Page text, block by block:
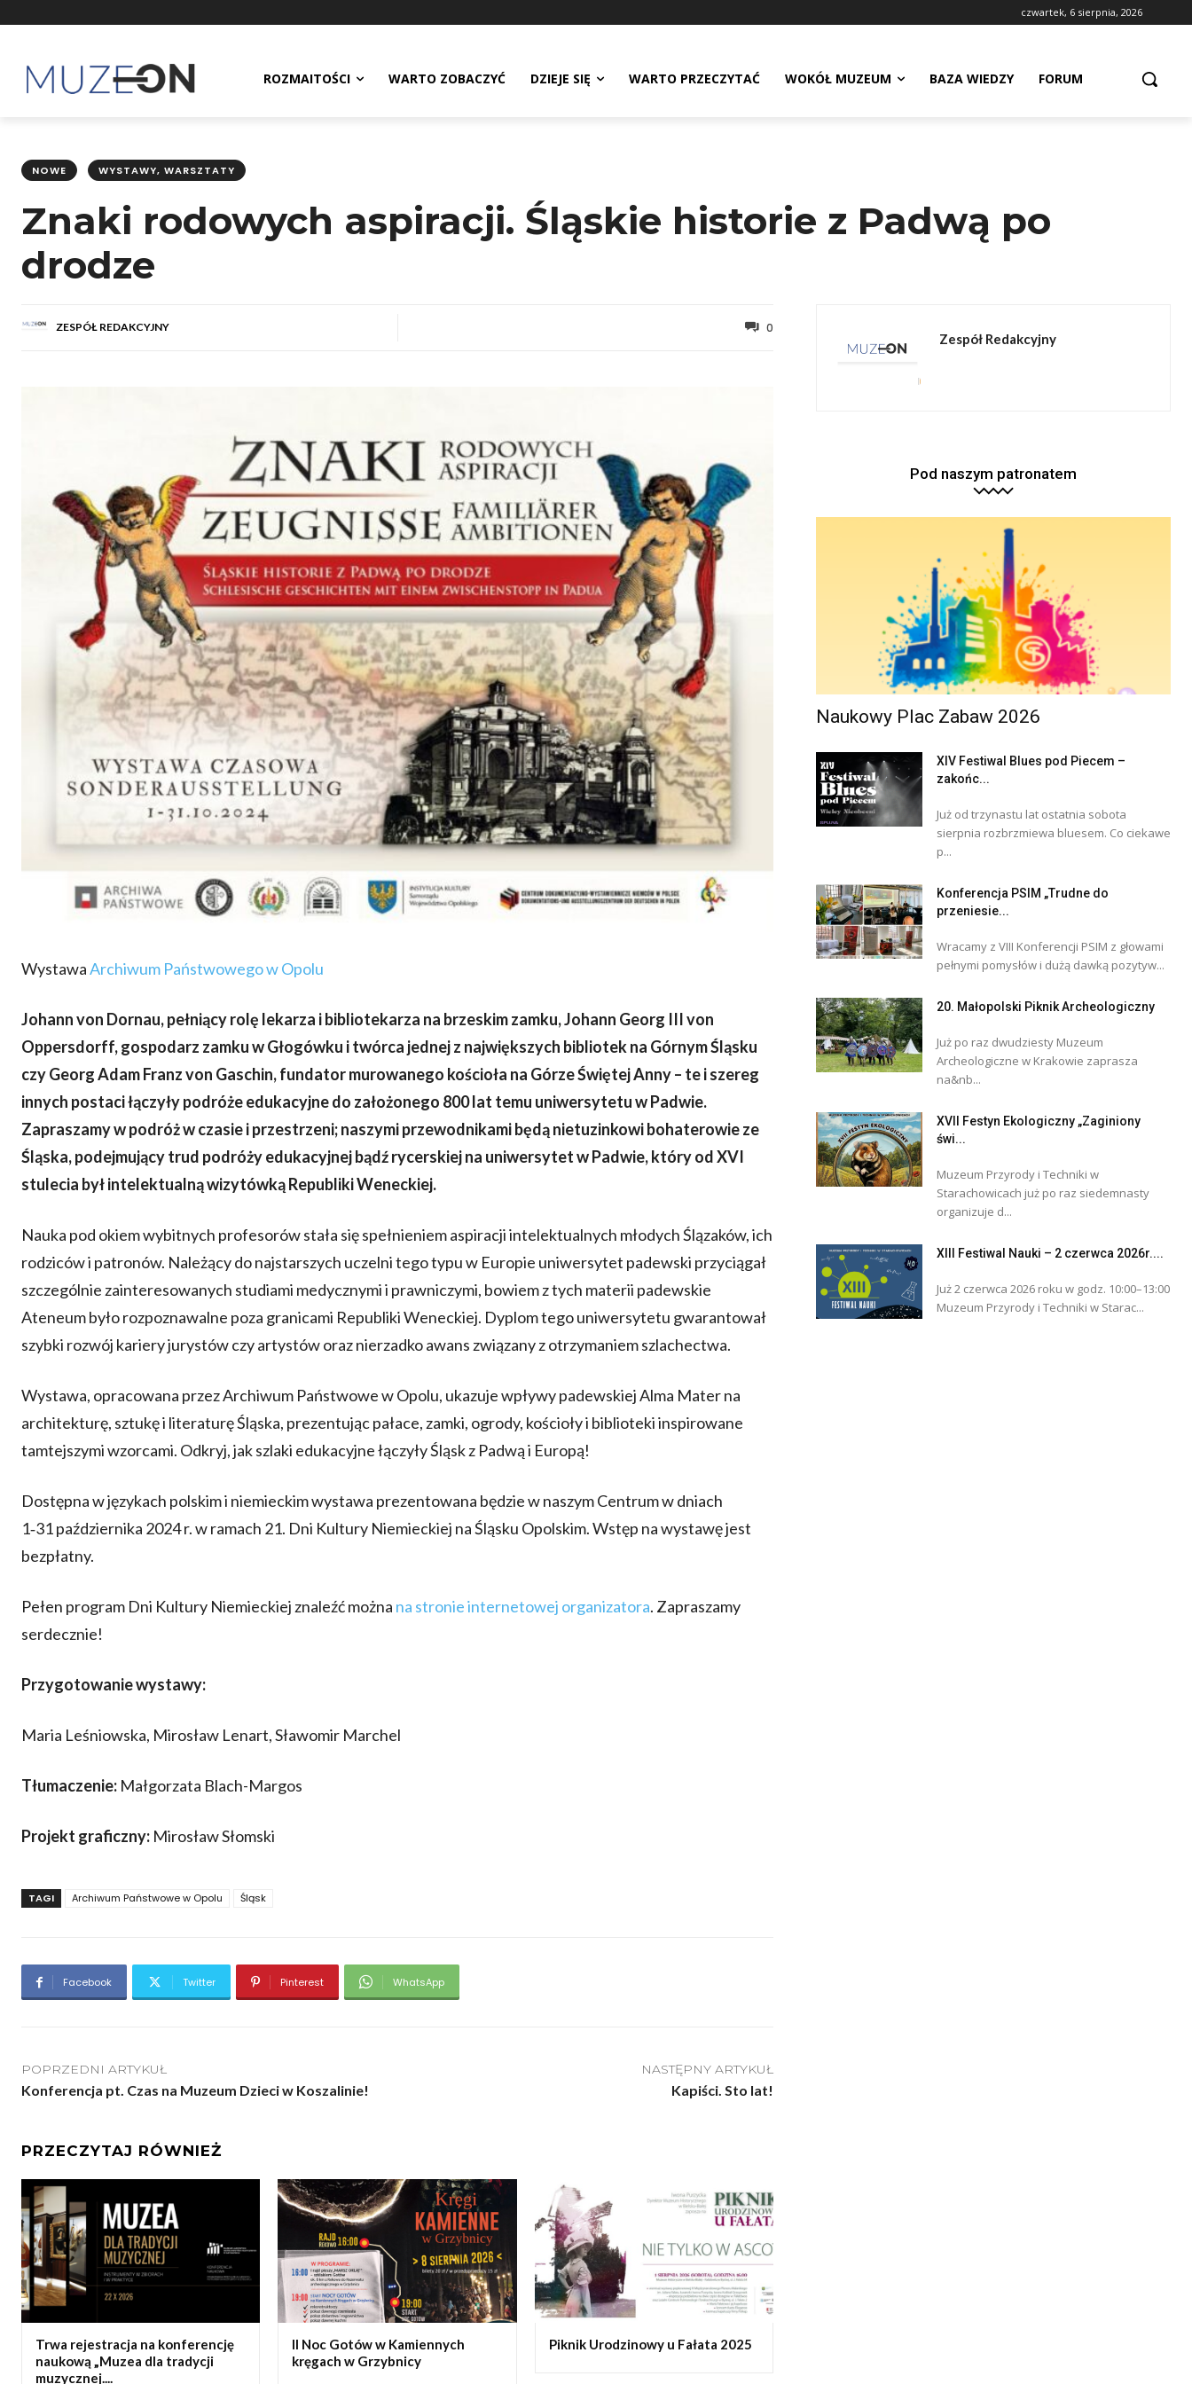
czwartek, 6 sierpnia, 2026
ROZMAITOŚCI WARTO ZOBACZYĆ DZIEJE SIĘ WARTO PRZECZYTAĆ WOKÓŁ MUZEUM BAZA WIEDZY FORUM
NOWE WYSTAWY, WARSZTATY
Znaki rodowych aspiracji. Śląskie historie z Padwą po
drodze
ZESPÓŁ REDAKCYJNY 0
WystawaArchiwum Państwowego w Opolu
Johann von Dornau, pełniący rolę lekarza i bibliotekarza na brzeskim zamku, Johann Georg III von
Oppersdorff, gospodarz zamku w Głogówku i twórca jednej z największych bibliotek na Górnym Śląsku
czy Georg Adam Franz von Gaschin, fundator murowanego kościoła na Górze Świętej Anny – te i szereg
innych postaci łączyły podróże edukacyjne do założonego 800 lat temu uniwersytetu w Padwie.
Zapraszamy w podróż w czasie i przestrzeni; naszymi przewodnikami będą nietuzinkowi bohaterowie ze
Śląska, podejmujący trud podróży edukacyjnej bądź rycerskiej na uniwersytet w Padwie, który od XVI
stulecia był intelektualną wizytówką Republiki Weneckiej.
Nauka pod okiem wybitnych profesorów stała się spełnieniem aspiracji intelektualnych młodych Ślązaków, ich
rodziców i patronów. Należący do najstarszych uczelni tego typu w Europie uniwersytet padewski przyciągał
szczególnie zainteresowanych studiami medycznymi i prawniczymi, bowiem z tych materii padewskie
Ateneum było rozpoznawalne poza granicami Republiki Weneckiej. Dyplom tego uniwersytetu gwarantował
szybki rozwój kariery jurystów czy artystów oraz nierzadko awans związany z otrzymaniem szlachectwa.
Wystawa, opracowana przez Archiwum Państwowe w Opolu, ukazuje wpływy padewskiej Alma Mater na
architekturę, sztukę i literaturę Śląska, prezentując pałace, zamki, ogrody, kościoły i biblioteki inspirowane
tamtejszymi wzorcami. Odkryj, jak szlaki edukacyjne łączyły Śląsk z Padwą i Europą!
Dostępna w językach polskim i niemieckim wystawa prezentowana będzie w naszym Centrum w dniach
1‑31 października 2024 r. w ramach 21. Dni Kultury Niemieckiej na Śląsku Opolskim. Wstęp na wystawę jest
bezpłatny.
Pełen program Dni Kultury Niemieckiej znaleźć można na stronie internetowej organizatora. Zapraszamy
serdecznie!
Przygotowanie wystawy:
Maria Leśniowska, Mirosław Lenart, Sławomir Marchel
Tłumaczenie: Małgorzata Blach-Margos
Projekt graficzny: Mirosław Słomski
TAGI Archiwum Państwowe w Opolu Śląsk
Facebook Twitter Pinterest WhatsApp
POPRZEDNI ARTYKUŁ
Konferencja pt. Czas na Muzeum Dzieci w Koszalinie!
NASTĘPNY ARTYKUŁ
Kapiści. Sto lat!
PRZECZYTAJ RÓWNIEŻ
Trwa rejestracja na konferencję
naukową „Muzea dla tradycji
muzycznej....
II Noc Gotów w Kamiennych
kręgach w Grzybnicy
Piknik Urodzinowy u Fałata 2025
Zespół Redakcyjny
Pod naszym patronatem
Naukowy Plac Zabaw 2026
XIV Festiwal Blues pod Piecem –
zakońc...
Już od trzynastu lat ostatnia sobota
sierpnia rozbrzmiewa bluesem. Co ciekawe
p...
Konferencja PSIM „Trudne do
przeniesie...
Wracamy z VIII Konferencji PSIM z głowami
pełnymi pomysłów i dużą dawką pozytyw...
20. Małopolski Piknik Archeologiczny
Już po raz dwudziesty Muzeum
Archeologiczne w Krakowie zaprasza
na&nb...
XVII Festyn Ekologiczny „Zaginiony
świ...
Muzeum Przyrody i Techniki w
Starachowicach już po raz siedemnasty
organizuje d...
XIII Festiwal Nauki – 2 czerwca 2026r....
Już 2 czerwca 2026 roku w godz. 10:00–13:00
Muzeum Przyrody i Techniki w Starac...